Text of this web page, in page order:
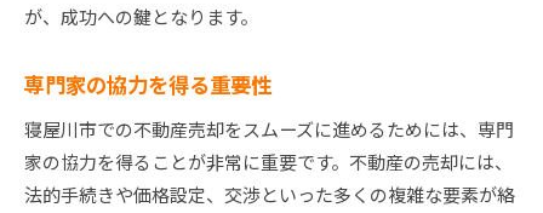
が、成功への鍵となります。
専門家の協力を得る重要性
寝屋川市での不動産売却をスムーズに進めるためには、専門
家の協力を得ることが非常に重要です。不動産の売却には、
法的手続きや価格設定、交渉といった多くの複雑な要素が絡